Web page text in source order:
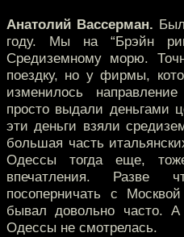
Анатолий Вассерман.
году. Мы на “Брэйн
Средиземному морю.
поездку, но у фирмы,
изменилось
просто выдали деньгами
эти деньги взяли
большая часть
Одессы тогда еще,
впечатления.
посоперничать с
бывал довольно часто.
Одессы не смотрелась.